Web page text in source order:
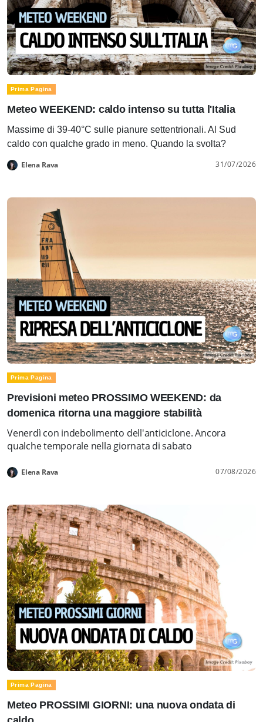
Prima Pagina
Meteo WEEKEND: caldo intenso su tutta l'Italia
Massime di 39-40°C sulle pianure settentrionali. Al Sud
caldo con qualche grado in meno. Quando la svolta?
Elena Rava 31/07/2026
Prima Pagina
Previsioni meteo PROSSIMO WEEKEND: da
domenica ritorna una maggiore stabilità
Venerdì con indebolimento dell'anticiclone. Ancora
qualche temporale nella giornata di sabato
Elena Rava 07/08/2026
Prima Pagina
Meteo PROSSIMI GIORNI: una nuova ondata di